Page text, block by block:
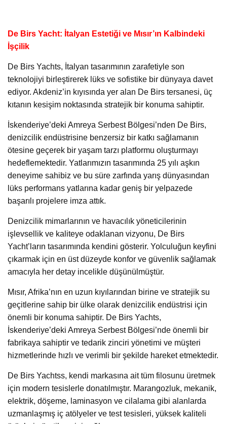
De Birs Yacht: İtalyan Estetiği ve Mısır’ın Kalbindeki
İşçilik
De Birs Yachts, İtalyan tasarımının zarafetiyle son
teknolojiyi birleştirerek lüks ve sofistike bir dünyaya davet
ediyor. Akdeniz’in kıyısında yer alan De Birs tersanesi, üç
kıtanın kesişim noktasında stratejik bir konuma sahiptir.
İskenderiye’deki Amreya Serbest Bölgesi’nden De Birs,
denizcilik endüstrisine benzersiz bir katkı sağlamanın
ötesine geçerek bir yaşam tarzı platformu oluşturmayı
hedeflemektedir. Yatlarımızın tasarımında 25 yılı aşkın
deneyime sahibiz ve bu süre zarfında yarış dünyasından
lüks performans yatlarına kadar geniş bir yelpazede
başarılı projelere imza attık.
Denizcilik mimarlarının ve havacılık yöneticilerinin
işlevsellik ve kaliteye odaklanan vizyonu, De Birs
Yacht’ların tasarımında kendini gösterir. Yolculuğun keyfini
çıkarmak için en üst düzeyde konfor ve güvenlik sağlamak
amacıyla her detay incelikle düşünülmüştür.
Mısır, Afrika’nın en uzun kıyılarından birine ve stratejik su
geçitlerine sahip bir ülke olarak denizcilik endüstrisi için
önemli bir konuma sahiptir. De Birs Yachts,
İskenderiye’deki Amreya Serbest Bölgesi’nde önemli bir
fabrikaya sahiptir ve tedarik zinciri yönetimi ve müşteri
hizmetlerinde hızlı ve verimli bir şekilde hareket etmektedir.
De Birs Yachtss, kendi markasına ait tüm filosunu üretmek
için modern tesislerle donatılmıştır. Marangozluk, mekanik,
elektrik, döşeme, laminasyon ve cilalama gibi alanlarda
uzmanlaşmış iç atölyeler ve test tesisleri, yüksek kaliteli